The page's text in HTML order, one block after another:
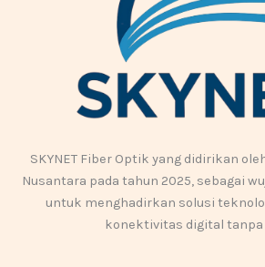
SKYNET Fiber Optik yang didirikan
Nusantara pada tahun 2025, sebagai
untuk menghadirkan solusi
konektivitas digital tanpa